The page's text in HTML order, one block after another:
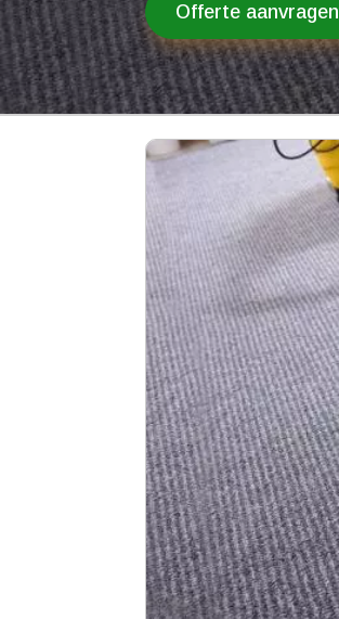
Offerte aanvragen